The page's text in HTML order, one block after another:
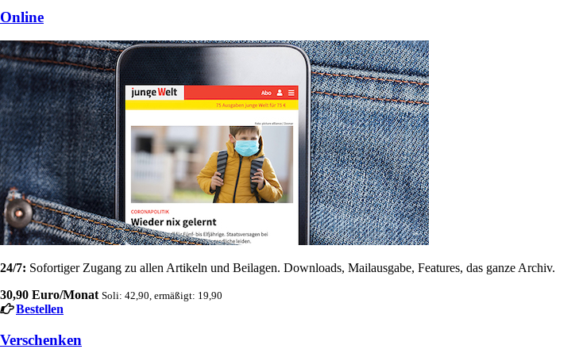
Online
24/7: Sofortiger Zugang zu allen Artikeln und Beilagen. Downloads, Mailausgabe, Features, das ganze Archiv.
30,90 Euro/Monat Soli: 42,90, ermäßigt: 19,90
Bestellen
Verschenken